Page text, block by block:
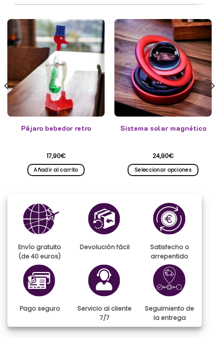
Pájaro bebedor retro
17,90€
Añadir al carrito
Sistema solar magnético
24,90€
Seleccionar opciones
múltiples
variantes.
Las
opciones
se
pueden
elegir
en
la
página
producto
Envío gratuito
(de 40 euros)
Devolución fácil
Satisfecho o
arrepentido
Pago seguro
Servicio al cliente
7/7
Seguimiento de
la entrega